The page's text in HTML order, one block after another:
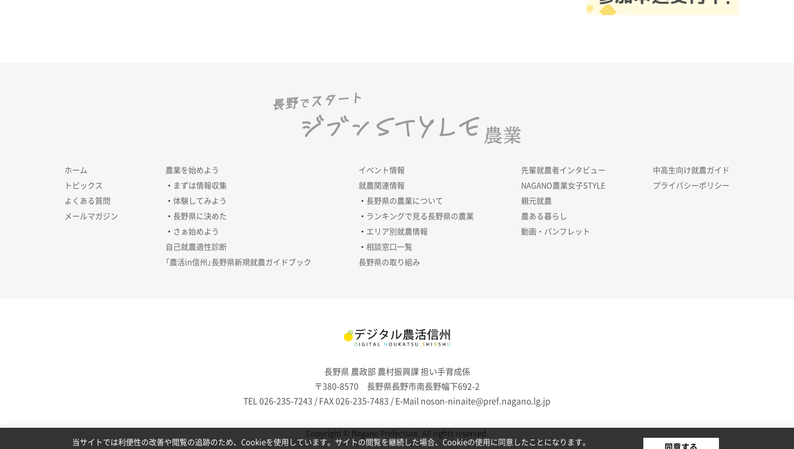
ホーム
トピックス
よくある質問
メールマガジン
農業を始めよう
まずは情報収集
体験してみよう
長野県に決めた
さぁ始めよう
自己就農適性診断
「農活in信州」長野県新規就農ガイドブック
イベント情報
就農関連情報
長野県の農業について
ランキングで見る長野県の農業
エリア別就農情報
相談窓口一覧
長野県の取り組み
先輩就農者インタビュー
NAGANO農業女子STYLE
親元就農
農ある暮らし
動画・パンフレット
中高生向け就農ガイド
プライバシーポリシー
長野県 農政部 農村振興課 担い手育成係
〒380-8570 長野県長野市南長野幅下692-2
TEL 026-235-7243 / FAX 026-235-7483 / E-Mail noson-ninaite@pref.nagano.lg.jp
Copyright © Nagano Prefecture. All rights reserved.
当サイトでは利便性の改善や閲覧の追跡のため、Cookieを使用しています。サイトの閲覧を継続した場合、Cookieの使用に同意したことになります。 同意する